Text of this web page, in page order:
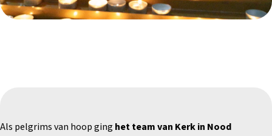
Als pelgrims van hoop ging het team van Kerk in Nood